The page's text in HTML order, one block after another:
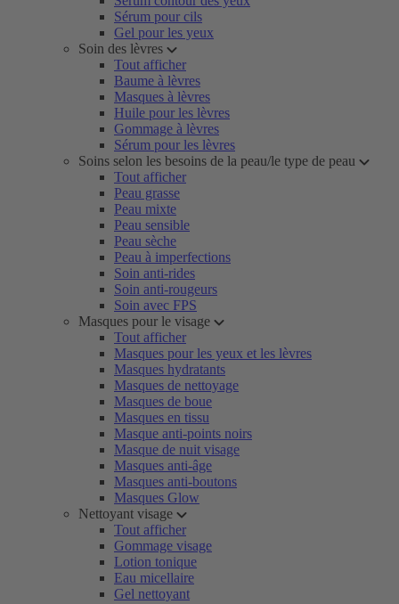
Sérum pour cils
Gel pour les yeux
Soin des lèvres
Tout afficher
Baume à lèvres
Masques à lèvres
Huile pour les lèvres
Gommage à lèvres
Sérum pour les lèvres
Soins selon les besoins de la peau/le type de peau
Tout afficher
Peau grasse
Peau mixte
Peau sensible
Peau sèche
Peau à imperfections
Soin anti-rides
Soin anti-rougeurs
Soin avec FPS
Masques pour le visage
Tout afficher
Masques pour les yeux et les lèvres
Masques hydratants
Masques de nettoyage
Masques de boue
Masques en tissu
Masque anti-points noirs
Masque de nuit visage
Masques anti-âge
Masques anti-boutons
Masques Glow
Nettoyant visage
Tout afficher
Gommage visage
Lotion tonique
Eau micellaire
Gel nettoyant